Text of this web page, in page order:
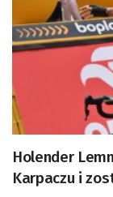
Holender
Karpaczu i